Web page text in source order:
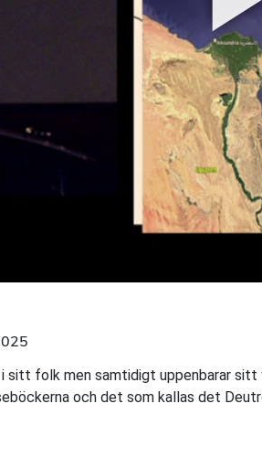
i sitt folk men samtidigt uppenbarar
och det som kallas det